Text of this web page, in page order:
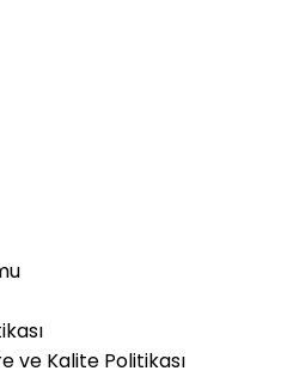
ve Kalite Politikası